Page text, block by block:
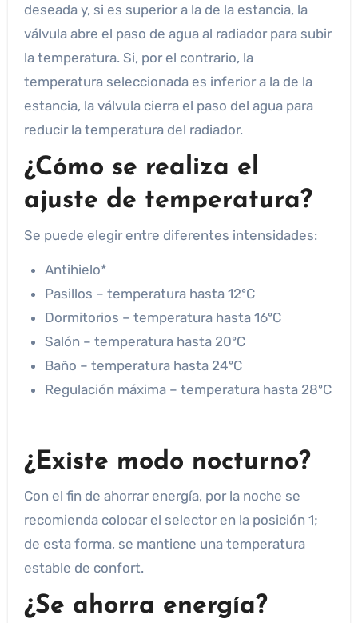
deseada y, si es superior a la de la estancia, la
válvula abre el paso de agua al radiador para subir
la temperatura. Si, por el contrario, la
temperatura seleccionada es inferior a la de la
estancia, la válvula cierra el paso del agua para
reducir la temperatura del radiador.
¿Cómo se realiza el
ajuste de temperatura?
Se puede elegir entre diferentes intensidades:
Antihielo*
Pasillos – temperatura hasta 12ºC
Dormitorios – temperatura hasta 16ºC
Salón – temperatura hasta 20ºC
Baño – temperatura hasta 24ºC
Regulación máxima – temperatura hasta 28ºC
¿Existe modo nocturno?
Con el fin de ahorrar energía, por la noche se
recomienda colocar el selector en la posición 1;
de esta forma, se mantiene una temperatura
estable de confort.
¿Se ahorra energía?